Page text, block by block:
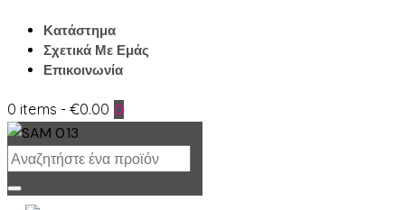
Κατάστημα
Σχετικά Με Εμάς
Επικοινωνία
0 items -€0.00 0